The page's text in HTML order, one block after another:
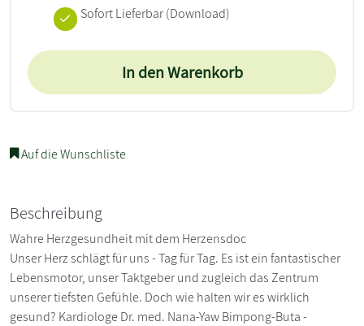
Sofort Lieferbar (Download)
In den Warenkorb
Auf die Wunschliste
Beschreibung
Wahre Herzgesundheit mit dem Herzensdoc
Unser Herz schlägt für uns - Tag für Tag. Es ist ein fantastischer
Lebensmotor, unser Taktgeber und zugleich das Zentrum
unserer tiefsten Gefühle. Doch wie halten wir es wirklich
gesund? Kardiologe Dr. med. Nana-Yaw Bimpong-Buta -